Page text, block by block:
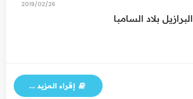
26‏/02‏/2019
البرازيل بلاد السامبا
إقراء المزيد ...